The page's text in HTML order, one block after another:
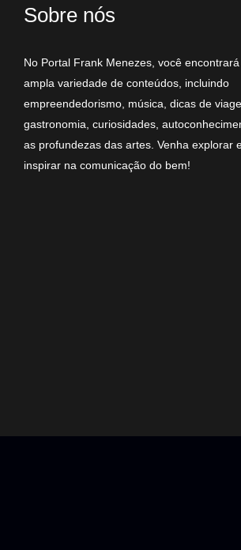
Sobre nós
No Portal Frank Menezes, você
ampla variedade de conteúdos, incluindo
empreendedorismo, música, dicas de
gastronomia, curiosidades,
as profundezas das artes. Venha explorar
inspirar na comunicação do bem!